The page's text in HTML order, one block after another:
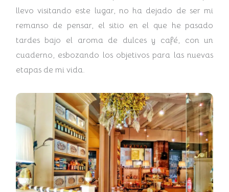
llevo visitando este lugar, no ha dejado de ser mi
remanso de pensar, el sitio en el que he pasado
tardes bajo el aroma de dulces y café, con un
cuaderno, esbozando los objetivos para las nuevas
etapas de mi vida.